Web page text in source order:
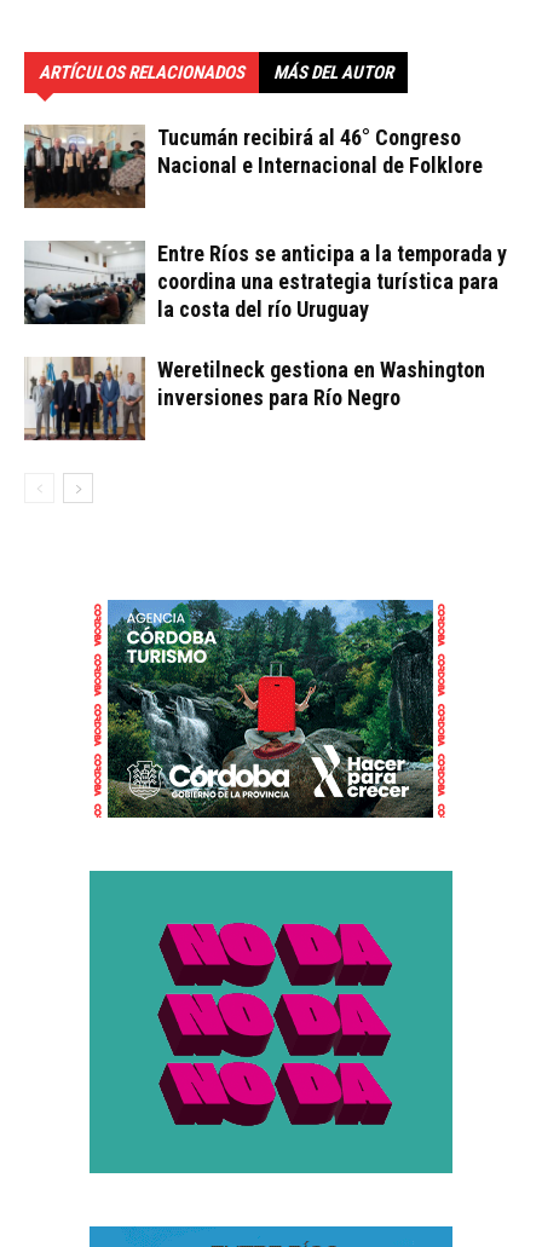
ARTÍCULOS RELACIONADOS MÁS DEL AUTOR
Tucumán recibirá al 46° Congreso
Nacional e Internacional de Folklore
Entre Ríos se anticipa a la temporada y
coordina una estrategia turística para
la costa del río Uruguay
Weretilneck gestiona en Washington
inversiones para Río Negro